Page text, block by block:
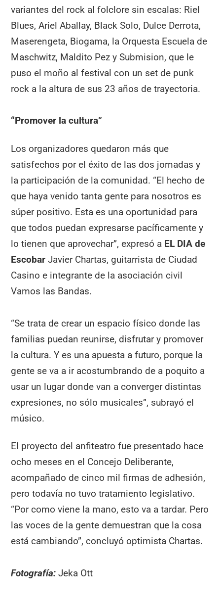
variantes del rock al folclore sin escalas: Riel
Blues, Ariel Aballay, Black Solo, Dulce Derrota,
Maserengeta, Biogama, la Orquesta Escuela de
Maschwitz, Maldito Pez y Submision, que le
puso el moño al festival con un set de punk
rock a la altura de sus 23 años de trayectoria.
“Promover la cultura”
Los organizadores quedaron más que
satisfechos por el éxito de las dos jornadas y
la participación de la comunidad. “El hecho de
que haya venido tanta gente para nosotros es
súper positivo. Esta es una oportunidad para
que todos puedan expresarse pacíficamente y
lo tienen que aprovechar”, expresó a EL DIA de
Escobar Javier Chartas, guitarrista de Ciudad
Casino e integrante de la asociación civil
Vamos las Bandas.
“Se trata de crear un espacio físico donde las
familias puedan reunirse, disfrutar y promover
la cultura. Y es una apuesta a futuro, porque la
gente se va a ir acostumbrando de a poquito a
usar un lugar donde van a converger distintas
expresiones, no sólo musicales”, subrayó el
músico.
El proyecto del anfiteatro fue presentado hace
ocho meses en el Concejo Deliberante,
acompañado de cinco mil firmas de adhesión,
pero todavía no tuvo tratamiento legislativo.
“Por como viene la mano, esto va a tardar. Pero
las voces de la gente demuestran que la cosa
está cambiando”, concluyó optimista Chartas.
Fotografía: Jeka Ott